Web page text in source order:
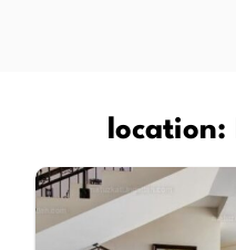
location:
SALE